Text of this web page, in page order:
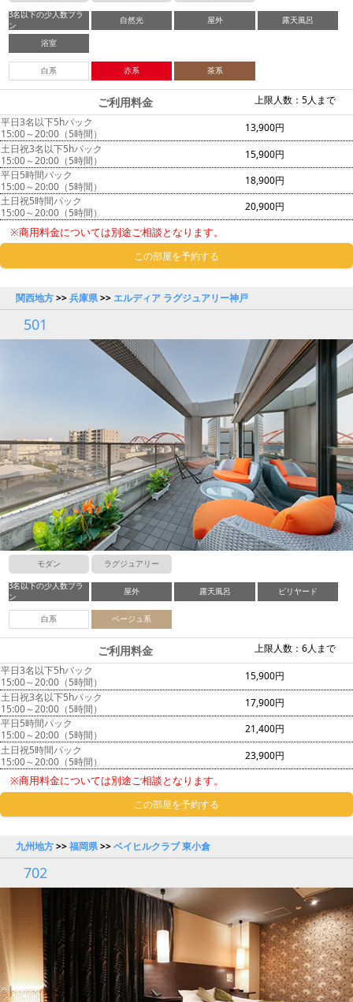
3名以下の少人数プラ
ン
自然光 屋外 露天風呂
浴室
白系 赤系 茶系
上限人数：5人まで
ご利用料金
平日3名以下5hパック
15:00～20:00（5時間）
13,900円
土日祝3名以下5hパック
15:00～20:00（5時間）
15,900円
平日5時間パック
15:00～20:00（5時間）
18,900円
土日祝5時間パック
15:00～20:00（5時間）
20,900円
※商用料金については別途ご相談となります。
この部屋を予約する
関西地方>>兵庫県>> エルディア ラグジュアリー神戸
501
モダン ラグジュアリー
3名以下の少人数プラ
ン
屋外 露天風呂 ビリヤード
白系 ベージュ系
上限人数：6人まで
ご利用料金
平日3名以下5hパック
15:00～20:00（5時間）
15,900円
土日祝3名以下5hパック
15:00～20:00（5時間）
17,900円
平日5時間パック
15:00～20:00（5時間）
21,400円
土日祝5時間パック
15:00～20:00（5時間）
23,900円
※商用料金については別途ご相談となります。
この部屋を予約する
九州地方>>福岡県>>ベイヒルクラブ 東小倉
702